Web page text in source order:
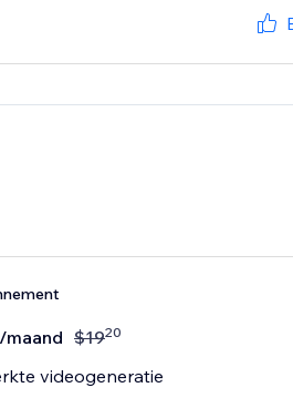
/maand $1920
videogeneratie